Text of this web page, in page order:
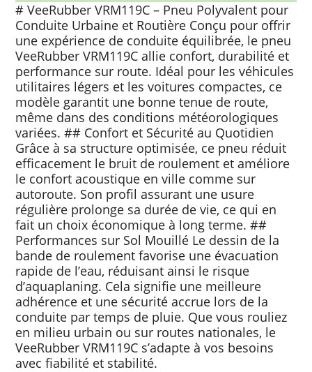
# VeeRubber VRM119C – Pneu Polyvalent pour
Conduite Urbaine et Routière Conçu pour offrir
une expérience de conduite équilibrée, le pneu
VeeRubber VRM119C allie confort, durabilité et
performance sur route. Idéal pour les véhicules
utilitaires légers et les voitures compactes, ce
modèle garantit une bonne tenue de route,
même dans des conditions météorologiques
variées. ## Confort et Sécurité au Quotidien
Grâce à sa structure optimisée, ce pneu réduit
efficacement le bruit de roulement et améliore
le confort acoustique en ville comme sur
autoroute. Son profil assurant une usure
régulière prolonge sa durée de vie, ce qui en
fait un choix économique à long terme. ##
Performances sur Sol Mouillé Le dessin de la
bande de roulement favorise une évacuation
rapide de l’eau, réduisant ainsi le risque
d’aquaplaning. Cela signifie une meilleure
adhérence et une sécurité accrue lors de la
conduite par temps de pluie. Que vous rouliez
en milieu urbain ou sur routes nationales, le
VeeRubber VRM119C s’adapte à vos besoins
avec fiabilité et stabilité.